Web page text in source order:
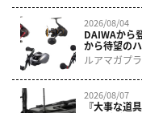
2026/08/04
DAIWAから
から待望の
ルアマガプ
2026/08/07
『大事な道